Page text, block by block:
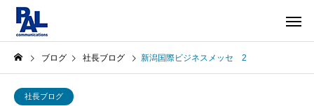
ブログ 社長ブログ 新潟国際ビジネスメッセ 2
社長ブログ